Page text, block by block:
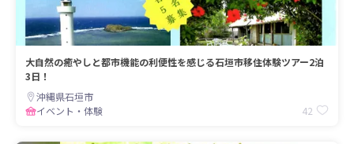
大自然の癒やしと都市機能の利便性を感じる石垣市移住体験ツアー2泊
3日！
沖縄県石垣市
イベント・体験
42